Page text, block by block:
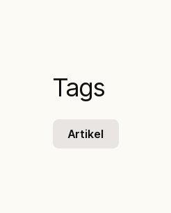
Tags
Artikel